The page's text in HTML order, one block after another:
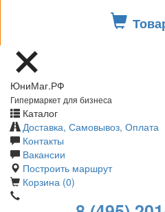
ЮниМаг.РФ
Гипермаркет для бизнеса
Каталог
Доставка, Самовывоз, Оплата
Контакты
Вакансии
Построить маршрут
Корзина (0)